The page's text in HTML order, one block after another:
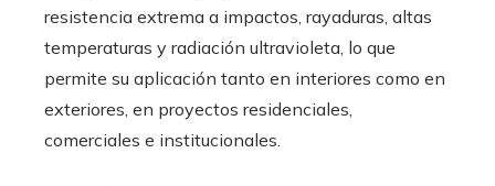
resistencia extrema a impactos, rayaduras, altas
temperaturas y radiación ultravioleta, lo que
permite su aplicación tanto en interiores como en
exteriores, en proyectos residenciales,
comerciales e institucionales.